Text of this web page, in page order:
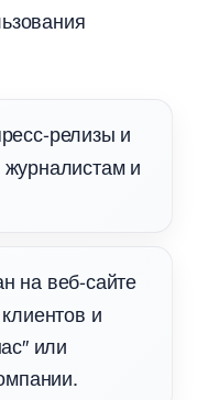
релизы и
и
на веб-сайте
и
или